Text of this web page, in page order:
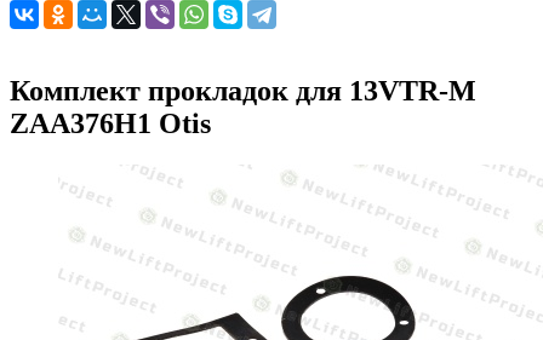
Комплект прокладок для 13VTR-M
ZAA376H1 Otis